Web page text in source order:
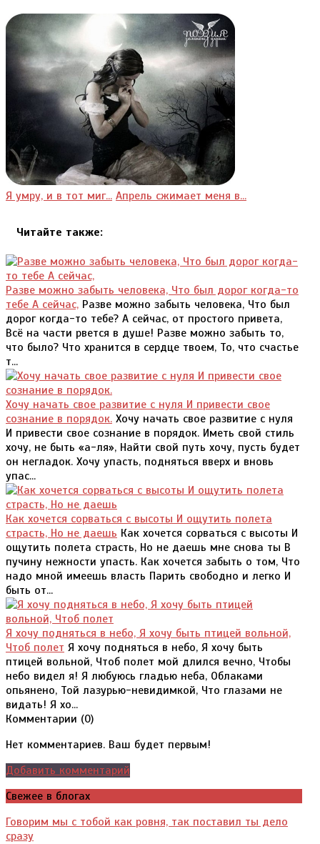
Я умру, и в тот миг... Апрель сжимает меня в...
Читайте также:
Разве можно забыть человека, Что был дорог когда-то
тебе А сейчас, Разве можно забыть человека, Что был
дорог когда-то тебе? А сейчас, от простого привета,
Всё на части рвется в душе! Разве можно забыть то,
что было? Что хранится в сердце твоем, То, что счастье
т...
Хочу начать свое развитие с нуля И привести свое
сознание в порядок. Хочу начать свое развитие с нуля
И привести свое сознание в порядок. Иметь свой стиль
хочу, не быть «а-ля», Найти свой путь хочу, пусть будет
он негладок. Хочу упасть, подняться вверх и вновь
упас...
Как хочется сорваться с высоты И ощутить полета
страсть, Но не даешь Как хочется сорваться с высоты И
ощутить полета страсть, Но не даешь мне снова ты В
пучину нежности упасть. Как хочется забыть о том, Что
надо мной имеешь власть Парить свободно и легко И
быть от...
Я хочу подняться в небо, Я хочу быть птицей вольной,
Чтоб полет Я хочу подняться в небо, Я хочу быть
птицей вольной, Чтоб полет мой длился вечно, Чтобы
небо видел я! Я любуюсь гладью неба, Облаками
опьянено, Той лазурью-невидимкой, Что глазами не
видать! Я хо...
Комментарии (0)
Нет комментариев. Ваш будет первым!
Добавить комментарий
Свежее в блогах
Говорим мы с тобой как ровня, так поставил ты дело
сразу